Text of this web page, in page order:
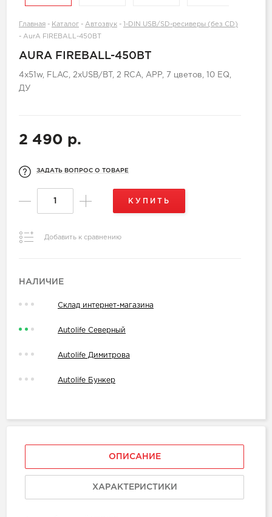
Главная - Каталог - Автозвук -
1-DIN USB/SD-ресиверы (без CD)
- AurA FIREBALL-450BT
AURA FIREBALL-450BT
4х51w, FLAC, 2xUSB/BT, 2 RCA, APP, 7 цветов, 10 EQ,
ДУ
2 490 р.
ЗАДАТЬ ВОПРОС О ТОВАРЕ
КУПИТЬ
Добавить к сравнению
НАЛИЧИЕ
Склад интернет-магазина
Autolife Северный
Autolife Димитрова
Autolife Бункер
ОПИСАНИЕ
ХАРАКТЕРИСТИКИ